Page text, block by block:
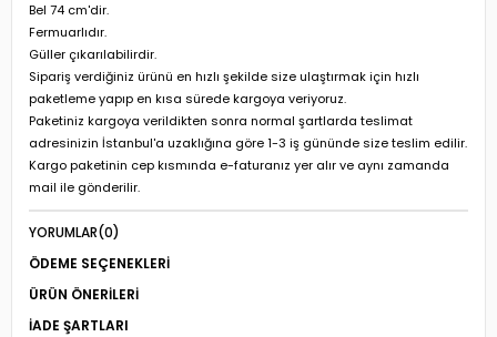
Bel 74 cm'dir.
Fermuarlıdır.
Güller çıkarılabilirdir.
Sipariş verdiğiniz ürünü en hızlı şekilde size ulaştırmak için hızlı
paketleme yapıp en kısa sürede kargoya veriyoruz.
Paketiniz kargoya verildikten sonra normal şartlarda teslimat
adresinizin İstanbul'a uzaklığına göre 1-3 iş gününde size teslim edilir.
Kargo paketinin cep kısmında e-faturanız yer alır ve aynı zamanda
mail ile gönderilir.
YORUMLAR(0)
ÖDEME SEÇENEKLERI
ÜRÜN ÖNERILERI
İADE ŞARTLARI